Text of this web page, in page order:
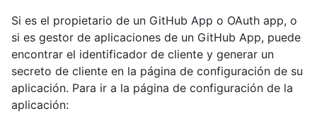
Si es el propietario de un GitHub App o OAuth app, o
si es gestor de aplicaciones de un GitHub App, puede
encontrar el identificador de cliente y generar un
secreto de cliente en la página de configuración de su
aplicación. Para ir a la página de configuración de la
aplicación: